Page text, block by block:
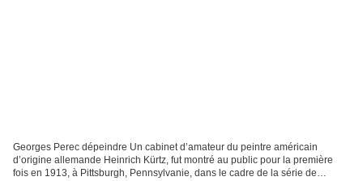
Georges Perec dépeindre Un cabinet d’amateur du peintre américain
d’origine allemande Heinrich Kürtz, fut montré au public pour la première
fois en 1913, à Pittsburgh, Pennsylvanie, dans le cadre de la série de